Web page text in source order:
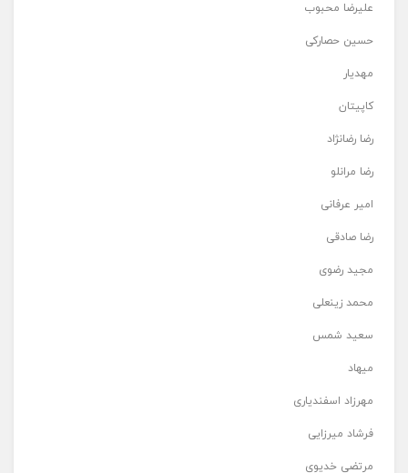
علیرضا محبوب
حسین حصارکی
مهدیار
کاپیتان
رضا رضانژاد
رضا مرانلو
امیر عرفانی
رضا صادقی
مجید رضوی
محمد زینعلی
سعید شمس
میهاد
مهرزاد اسفندیاری
فرشاد میرزایی
مرتضی خدیوی